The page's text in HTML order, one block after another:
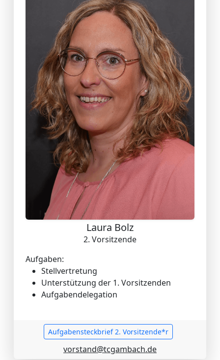
Laura Bolz
2. Vorsitzende
Aufgaben:
Stellvertretung
Unterstützung der 1. Vorsitzenden
Aufgabendelegation
Aufgabensteckbrief 2. Vorsitzende*r
vorstand@tcgambach.de